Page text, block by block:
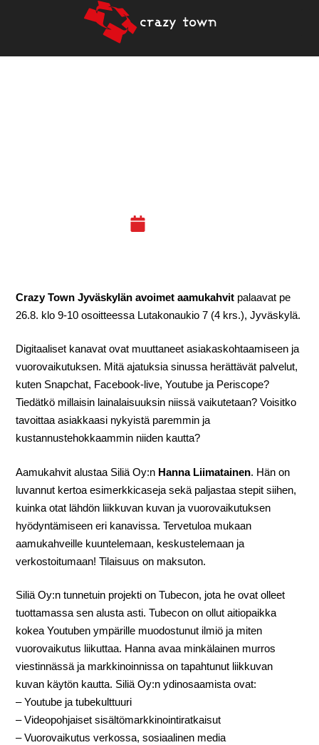
Crazy Town Jyväskylän avoimet aamukahvit palaavat pe
26.8. klo 9-10 osoitteessa Lutakonaukio 7 (4 krs.), Jyväskylä.
Digitaaliset kanavat ovat muuttaneet asiakaskohtaamiseen ja
vuorovaikutuksen. Mitä ajatuksia sinussa herättävät palvelut,
kuten Snapchat, Facebook-live, Youtube ja Periscope?
Tiedätkö millaisin lainalaisuuksin niissä vaikutetaan? Voisitko
tavoittaa asiakkaasi nykyistä paremmin ja
kustannustehokkaammin niiden kautta?
Aamukahvit alustaa Siliä Oy:n Hanna Liimatainen. Hän on
luvannut kertoa esimerkkicaseja sekä paljastaa stepit siihen,
kuinka otat lähdön liikkuvan kuvan ja vuorovaikutuksen
hyödyntämiseen eri kanavissa. Tervetuloa mukaan
aamukahveille kuuntelemaan, keskustelemaan ja
verkostoitumaan! Tilaisuus on maksuton.
Siliä Oy:n tunnetuin projekti on Tubecon, jota he ovat olleet
tuottamassa sen alusta asti. Tubecon on ollut aitiopaikka
kokea Youtuben ympärille muodostunut ilmiö ja miten
vuorovaikutus liikuttaa. Hanna avaa minkälainen murros
viestinnässä ja markkinoinnissa on tapahtunut liikkuvan
kuvan käytön kautta. Siliä Oy:n ydinosaamista ovat:
– Youtube ja tubekulttuuri
– Videopohjaiset sisältömarkkinointiratkaisut
– Vuorovaikutus verkossa, sosiaalinen media